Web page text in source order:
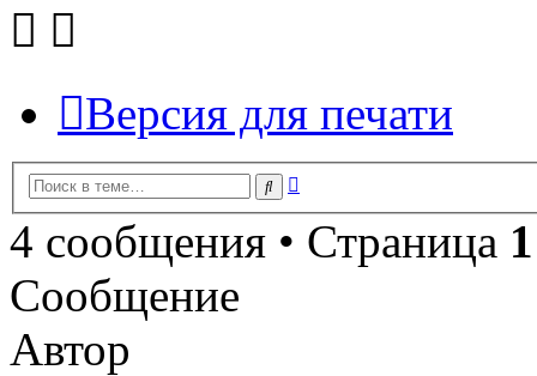
Версия для печати
Поиск
4 сообщения • Страница 1
Сообщение
Автор